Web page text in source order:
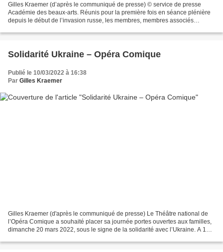
Gilles Kraemer (d’après le communiqué de presse) © service de presse
Académie des beaux-arts. Réunis pour la première fois en séance plénière
depuis le début de l’invasion russe, les membres, membres associés
Solidarité Ukraine – Opéra Comique
Publié le 10/03/2022 à 16:38
Par Gilles Kraemer
Gilles Kraemer (d'après le communiqué de presse) Le Théâtre national de
l’Opéra Comique a souhaité placer sa journée portes ouvertes aux familles,
dimanche 20 mars 2022, sous le signe de la solidarité avec l’Ukraine. A 19h,